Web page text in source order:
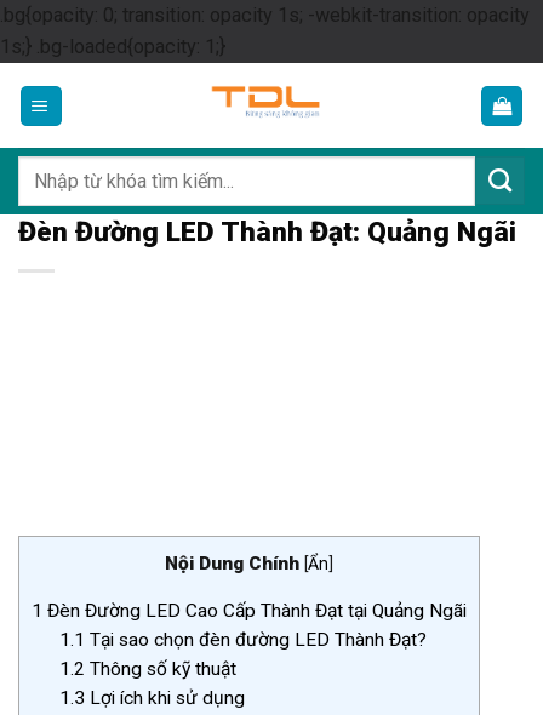
.bg{opacity: 0; transition: opacity 1s; -webkit-transition: opacity
1s;} .bg-loaded{opacity: 1;}Skip
content
kiếm:
Đèn Đường LED Thành Đạt: Quảng Ngãi
Nội Dung Chính [Ẩn]
1 Đèn Đường LED Cao Cấp Thành Đạt tại Quảng Ngãi
1.1 Tại sao chọn đèn đường LED Thành Đạt?
1.2 Thông số kỹ thuật
1.3 Lợi ích khi sử dụng